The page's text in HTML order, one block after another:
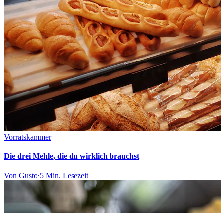
Vorratskammer
Die drei Mehle, die du wirklich brauchst
Von Gusto·5 Min. Lesezeit